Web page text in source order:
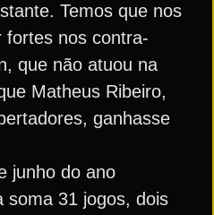
Temos que nos
fortes nos contra-
que não atuou na
Matheus Ribeiro,
ganhasse
junho do ano
soma 31 jogos, dois